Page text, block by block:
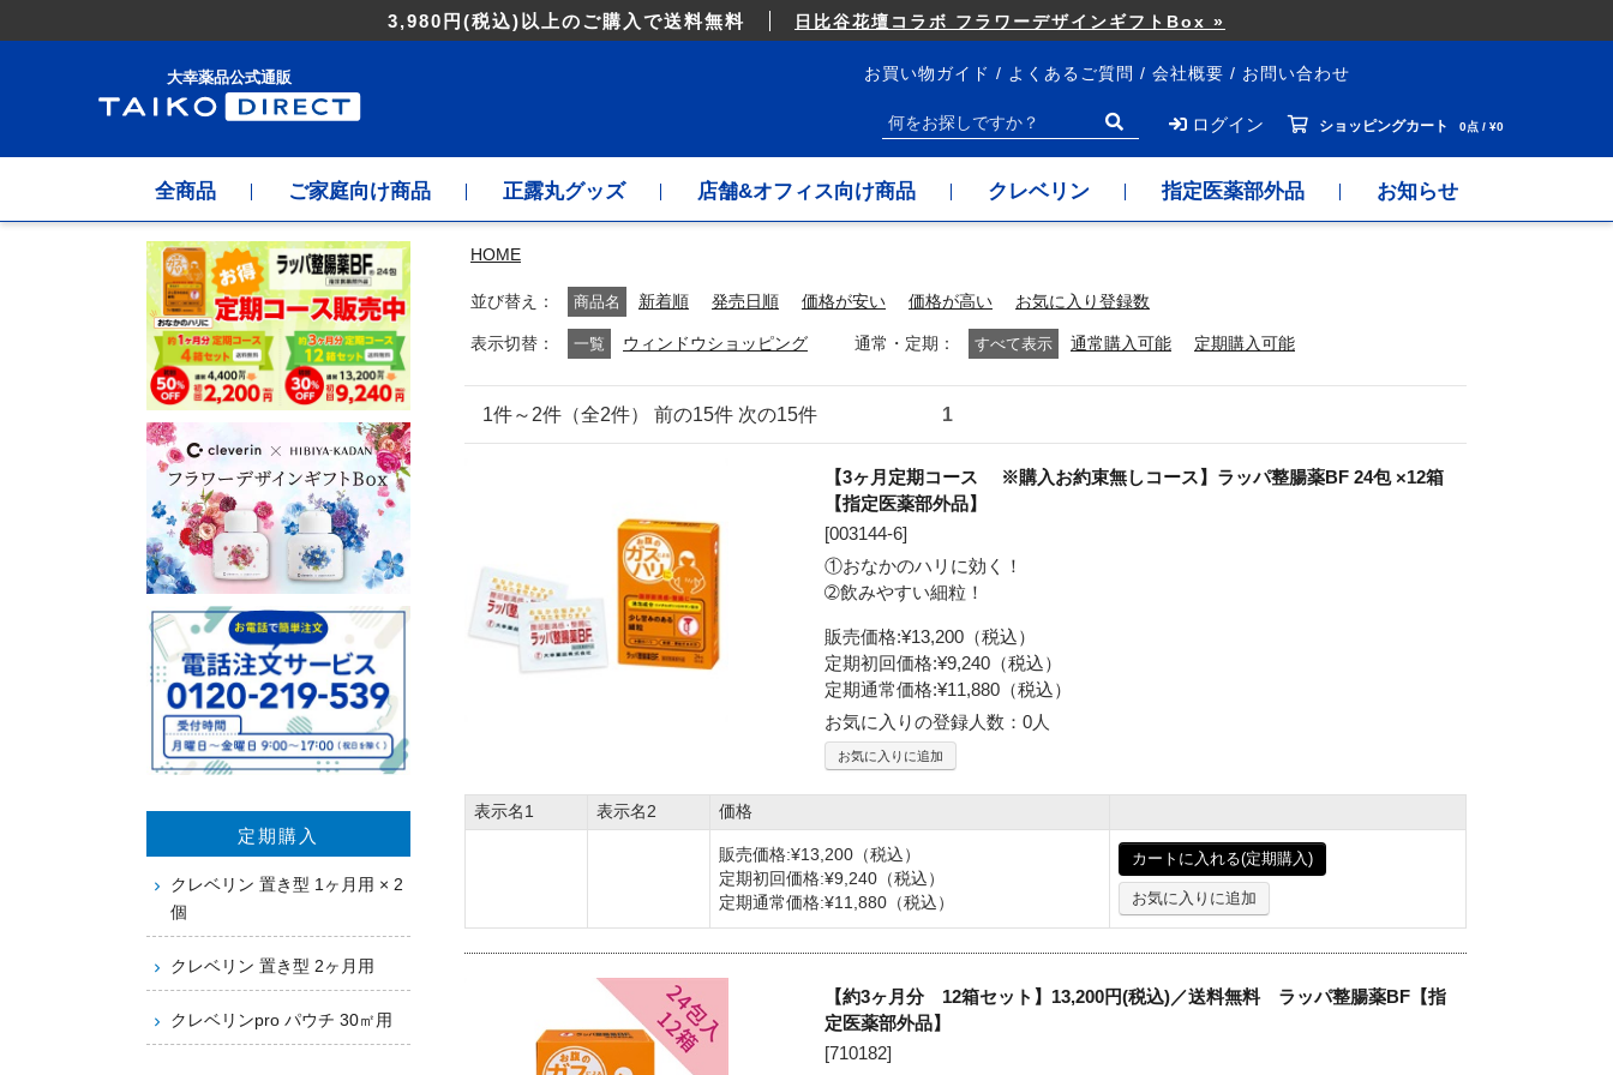
3,980円 (税込) 以上のご購入で送料無料 日比谷花壇コラボ フラワーデザインギフトBox »
大幸薬品公式通販 お買い物ガイド よくあるご質問 会社概要 お問い合わせ
ログイン ショッピングカート 0点 / ¥0
全商品 ご家庭向け商品 正露丸グッズ 店舗&オフィス向け商品 クレベリン 指定医薬部外品 お知らせ
定期購入
クレベリン 置き型 1ヶ月用 × 2
個
クレベリン 置き型 2ヶ月用
クレベリンpro パウチ 30㎡用
HOME
並び替え 商品名 新着順 発売日順 価格が安い 価格が高い お気に入り登録数
表示切替 一覧 ウィンドウショッピング 通常・定期 すべて表示 通常購入可能 定期購入可能
1件～2件（全2件） 前の15件 次の15件 1
【3ヶ月定期コース ※購入お約束無しコース】ラッパ整腸薬BF 24包 ×12箱
【指定医薬部外品】
[003144-6]
①おなかのハリに効く！
➁飲みやすい細粒！
販売価格:¥13,200 （税込）
定期初回価格:¥9,240（税込）
定期通常価格:¥11,880（税込）
お気に入りの登録人数：0人
お気に入りに追加
表示名1 表示名2 価格
販売価格:¥13,200 （税込）
定期初回価格:¥9,240（税込）
定期通常価格:¥11,880（税込）
カートに入れる(定期購入)
お気に入りに追加
【約3ヶ月分 12箱セット】13,200円(税込)／送料無料 ラッパ整腸薬BF【指
定医薬部外品】
[710182]